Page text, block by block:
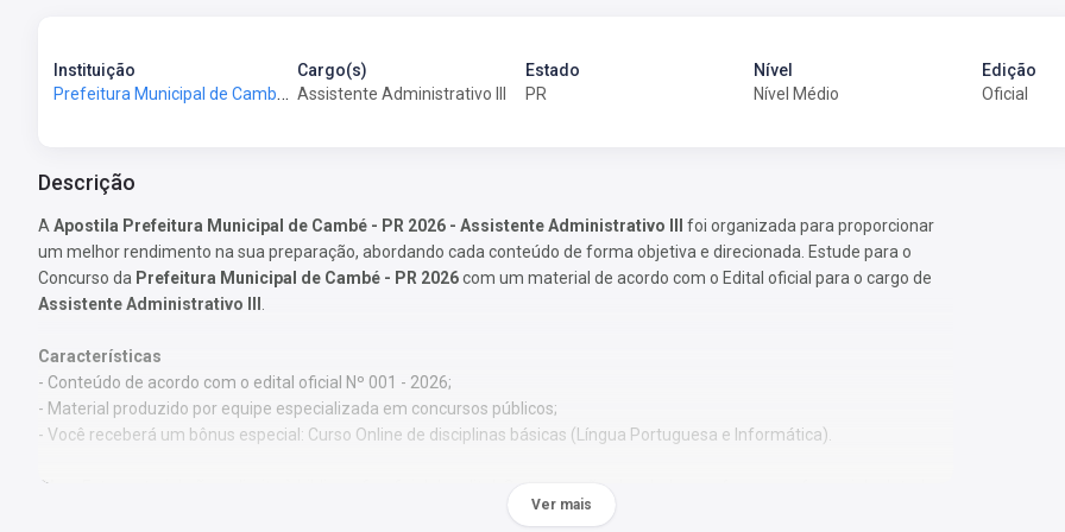
Instituição
Prefeitura Municipal de Cambé-PR - Prefeitura de Cambé-PR
Cargo(s)
Assistente Administrativo III
Estado
PR
Nível
Nível Médio
Edição
Oficial
Descrição
A Apostila Prefeitura Municipal de Cambé - PR 2026 - Assistente Administrativo III
foi organizada para proporcionar
um melhor rendimento na sua preparação, abordando cada conteúdo de forma objetiva e direcionada. Estude para o
Concurso da Prefeitura Municipal de Cambé - PR 2026com um material de acordo com o Edital oficial para o cargo de
Assistente Administrativo III
Características
- Conteúdo de acordo com o edital oficial Nº 001 - 2026;
- Material produzido por equipe especializada em concursos públicos;
- Você receberá um bônus especial: Curso Online de disciplinas básicas (Língua Portuguesa e Informática).
Obs.:
Ver mais